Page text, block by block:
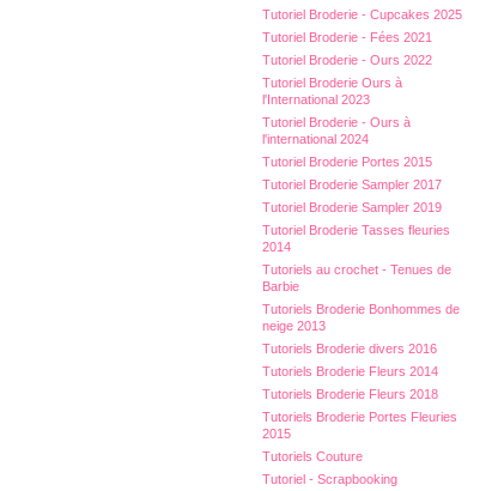
Tutoriel Broderie - Cupcakes 2025
Tutoriel Broderie - Fées 2021
Tutoriel Broderie - Ours 2022
Tutoriel Broderie Ours à
l'International 2023
Tutoriel Broderie - Ours à
l'international 2024
Tutoriel Broderie Portes 2015
Tutoriel Broderie Sampler 2017
Tutoriel Broderie Sampler 2019
Tutoriel Broderie Tasses fleuries
2014
Tutoriels au crochet - Tenues de
Barbie
Tutoriels Broderie Bonhommes de
neige 2013
Tutoriels Broderie divers 2016
Tutoriels Broderie Fleurs 2014
Tutoriels Broderie Fleurs 2018
Tutoriels Broderie Portes Fleuries
2015
Tutoriels Couture
Tutoriel - Scrapbooking